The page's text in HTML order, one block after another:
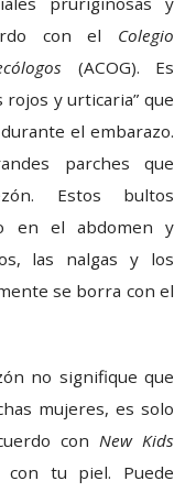
con el Colegio
(ACOG). Es
y urticaria” que
el embarazo.
parches que
Estos bultos
en el abdomen y
las nalgas y los
se borra con el
no signifique que
mujeres, es solo
con New Kids
con tu piel. Puede